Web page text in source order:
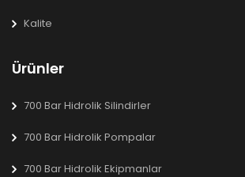
Kalite
Ürünler
700 Bar Hidrolik Silindirler
700 Bar Hidrolik Pompalar
700 Bar Hidrolik Ekipmanlar